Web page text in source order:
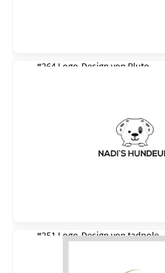
#264 Logo-Design von Pluto
#251 Logo-Design vontadpole